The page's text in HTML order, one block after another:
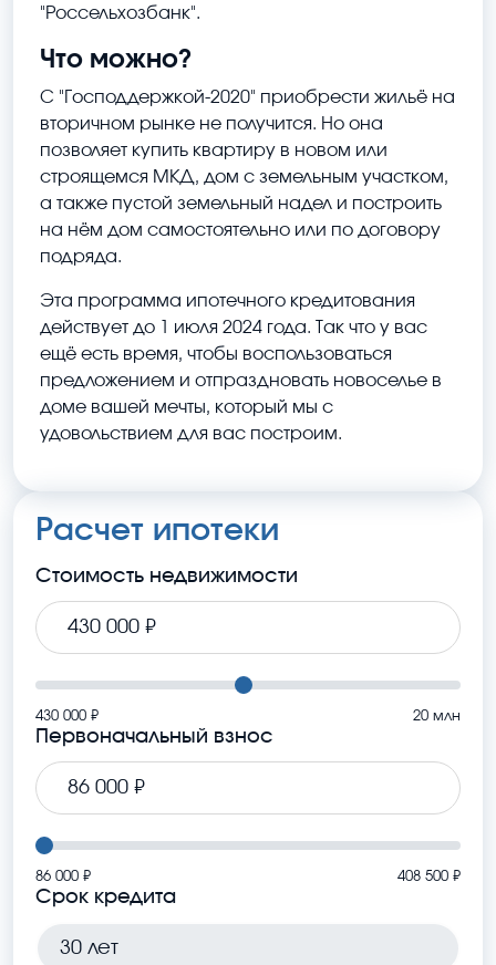
"Россельхозбанк".
Что можно?
С "Господдержкой-2020" приобрести жильё на
вторичном рынке не получится. Но она
позволяет купить квартиру в новом или
строящемся МКД, дом с земельным участком,
а также пустой земельный надел и построить
на нём дом самостоятельно или по договору
подряда.
Эта программа ипотечного кредитования
действует до 1 июля 2024 года. Так что у вас
ещё есть время, чтобы воспользоваться
предложением и отпраздновать новоселье в
доме вашей мечты, который мы с
удовольствием для вас построим.
Расчет ипотеки
Стоимость недвижимости
430 000 ₽ 20 млн
Первоначальный взнос
86 000 ₽ 408 500 ₽
Срок кредита